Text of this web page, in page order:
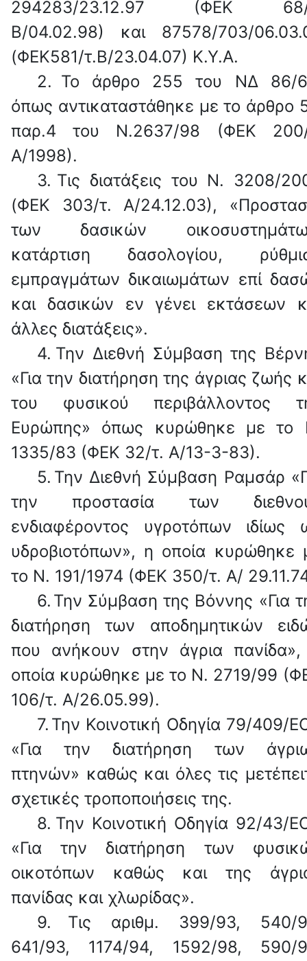
294283/23.12.97 (ΦΕΚ 68/
Β/04.02.98) και 87578/703/
(ΦΕΚ581/τ.Β/23.04.07) Κ.Υ.Α.
2. Το άρθρο 255 του ΝΔ 86/
όπως αντικαταστάθηκε με το άρθρο
παρ.4 του Ν.2637/98 (ΦΕΚ
Α/1998).
3. Τις διατάξεις του Ν. 3208/
(ΦΕΚ 303/τ. Α/24.12.03),
των δασικών
κατάρτιση δασολογίου,
εμπραγμάτων δικαιωμάτων επί
και δασικών εν γένει εκτάσεων
άλλες διατάξεις».
4. Την Διεθνή Σύμβαση της
«Για την διατήρηση της άγριας ζωής
του φυσικού περιβάλλοντος
Ευρώπης» όπως κυρώθηκε με το
1335/83 (ΦΕΚ 32/τ. Α/13-3-83).
5. Την Διεθνή Σύμβαση Ραμσάρ
την προστασία των
ενδιαφέροντος υγροτόπων ιδίως
υδροβιοτόπων», η οποία κυρώθηκε
το Ν. 191/1974 (ΦΕΚ 350/τ. Α/
6. Την Σύμβαση της Βόννης «Για
διατήρηση των αποδημητικών
που ανήκουν στην άγρια
οποία κυρώθηκε με το Ν. 2719/99
106/τ. Α/26.05.99).
7. Την Κοινοτική Οδηγία 79/409/
«Για την διατήρηση των
πτηνών» καθώς και όλες τις
σχετικές τροποποιήσεις της.
8. Την Κοινοτική Οδηγία 92/43/
«Για την διατήρηση των
οικοτόπων καθώς και της
πανίδας και χλωρίδας».
9.
Τις αριθμ. 399/93, 540/
641/93, 1174/94, 1592/98, 590/